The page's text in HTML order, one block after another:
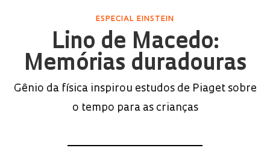
ESPECIAL EINSTEIN
Lino de Macedo:
Memórias duradouras
Gênio da física inspirou estudos de Piaget sobre
o tempo para as crianças